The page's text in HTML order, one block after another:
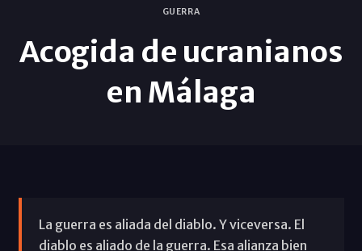
GUERRA
Acogida de ucranianos
en Málaga
La guerra es aliada del diablo. Y viceversa. El
diablo es aliado de la guerra. Esa alianza bien